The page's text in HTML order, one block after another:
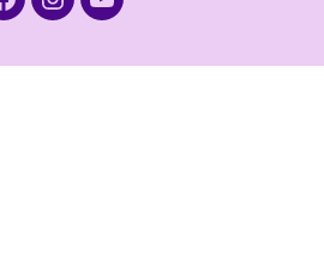
FacebookInstagramYouTube